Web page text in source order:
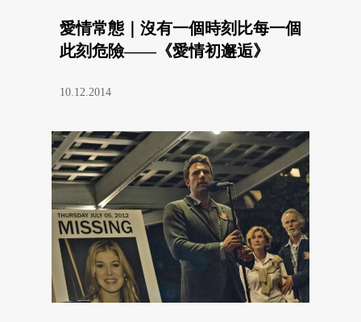
愛情常態｜沒有一個時刻比每一個
此刻危險——《愛情初邂逅》
10.12.2014